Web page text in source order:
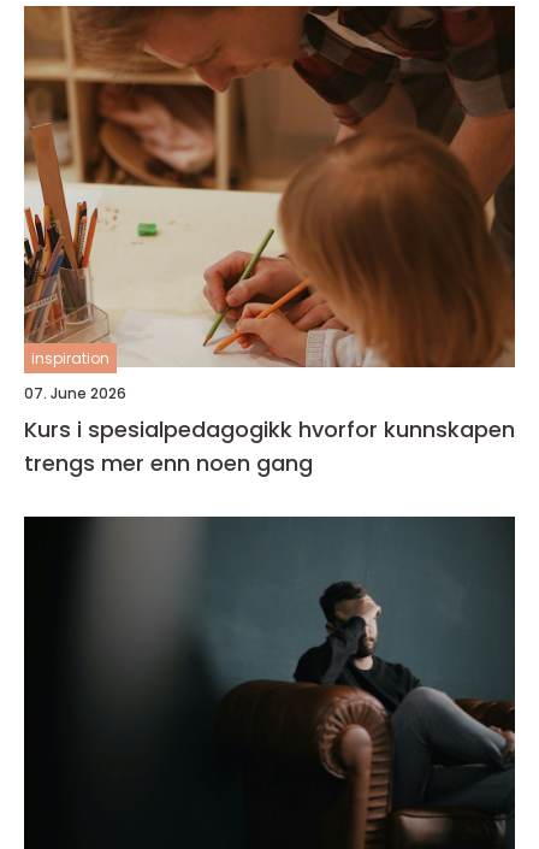
inspiration
07. June 2026
Kurs i spesialpedagogikk hvorfor kunnskapen
trengs mer enn noen gang